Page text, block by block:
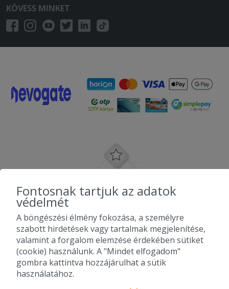
KÖVESS MINKET
Fontosnak tartjuk az adatok
védelmét
A böngészési élmény fokozása, a személyre
szabott hirdetések vagy tartalmak megjelenítése,
valamint a forgalom elemzése érdekében sütiket
(cookie) használunk. A "Mindet elfogadom"
gombra kattintva hozzájárulhat a sütik
használatához.